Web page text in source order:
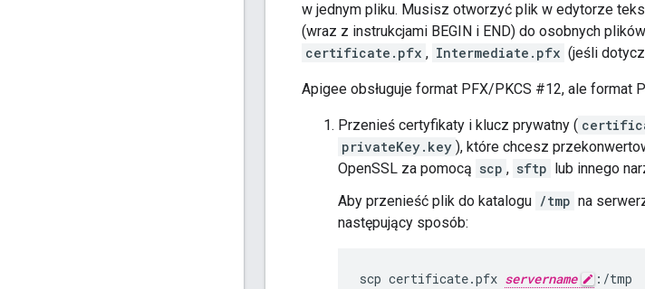
w jednym pliku. Musisz otworzyć plik w edytorze
(wraz z instrukcjami BEGIN i END) do osobnych
certificate.pfx , Intermediate.pfx (jeśli
Apigee obsługuje format PFX/PKCS #12, ale format
Przenieś certyfikaty i klucz prywatny (
privateKey.key ), które chcesz
OpenSSL za pomocą scp , sftp lub innego
Aby przenieść plik do katalogu /tmp na
następujący sposób:
scp certificate.pfx servername :/tmp